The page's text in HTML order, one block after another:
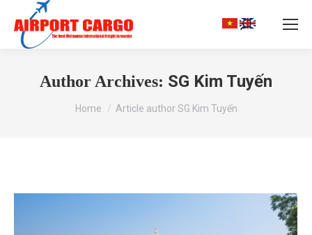
Search:
Author Archives: SG Kim Tuyến
You are here:
Home Article author SG Kim Tuyến